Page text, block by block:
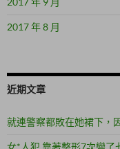
2017 年 8 月
近期文章
就連警察都敗在她裙下，